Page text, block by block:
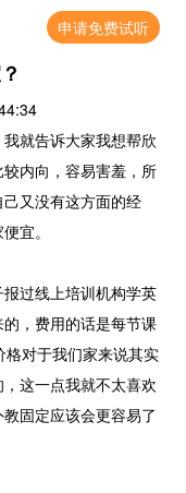
申请免费试听
就告诉大家我想帮欣
内向，容易害羞，所
又没有这方面的经
宜。
过线上培训机构学英
，费用的话是每节课
对于我们家来说其实
这一点我就不太喜欢
固定应该会更容易了